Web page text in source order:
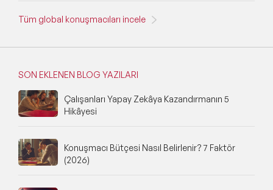
Tüm global konuşmacıları incele
SON EKLENEN BLOG YAZILARI
Çalışanları Yapay Zekâya Kazandırmanın 5
Hikâyesi
Konuşmacı Bütçesi Nasıl Belirlenir? 7 Faktör
(2026)